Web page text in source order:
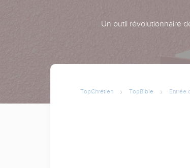
Un outil révolutionnaire
TopChrétien TopBible Entrée